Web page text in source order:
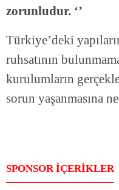
zorunludur. ‘’
Türkiye’deki
ruhsatının
kurulumların
sorun yaşanmasına
SPONSOR İÇERİKLER